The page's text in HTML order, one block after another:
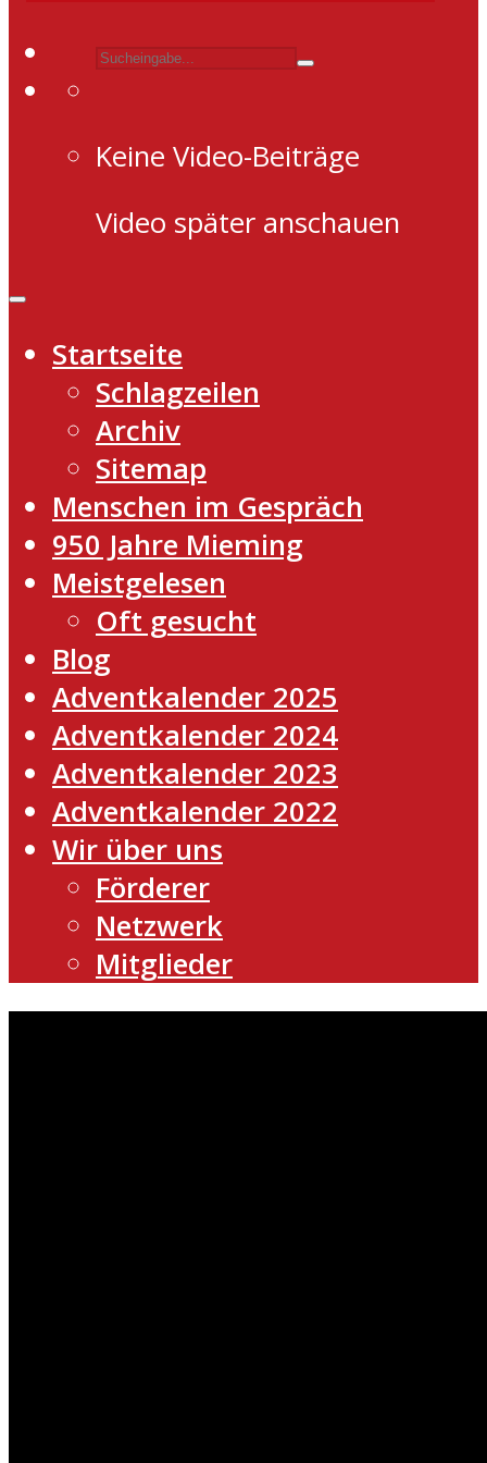
Keine Video-Beiträge
Video später anschauen
Startseite
Schlagzeilen
Archiv
Sitemap
Menschen im Gespräch
950 Jahre Mieming
Meistgelesen
Oft gesucht
Blog
Adventkalender 2025
Adventkalender 2024
Adventkalender 2023
Adventkalender 2022
Wir über uns
Förderer
Netzwerk
Mitglieder